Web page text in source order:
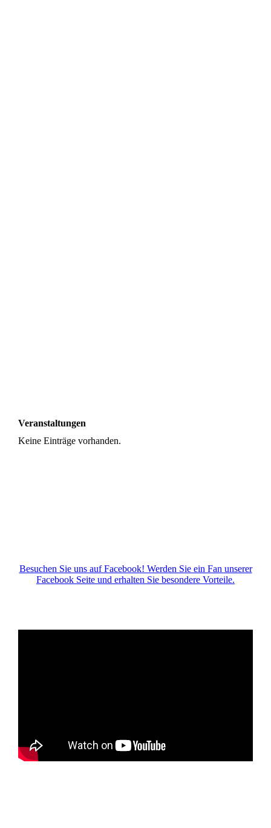
Veranstaltungen
Keine Einträge vorhanden.
Besuchen Sie uns auf Facebook! Werden Sie ein Fan unserer
Facebook Seite und erhalten Sie besondere Vorteile.